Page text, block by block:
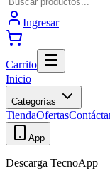
Ingresar
Carrito
Inicio
Categorías
TiendaOfertas
App
Descarga TecnoApp